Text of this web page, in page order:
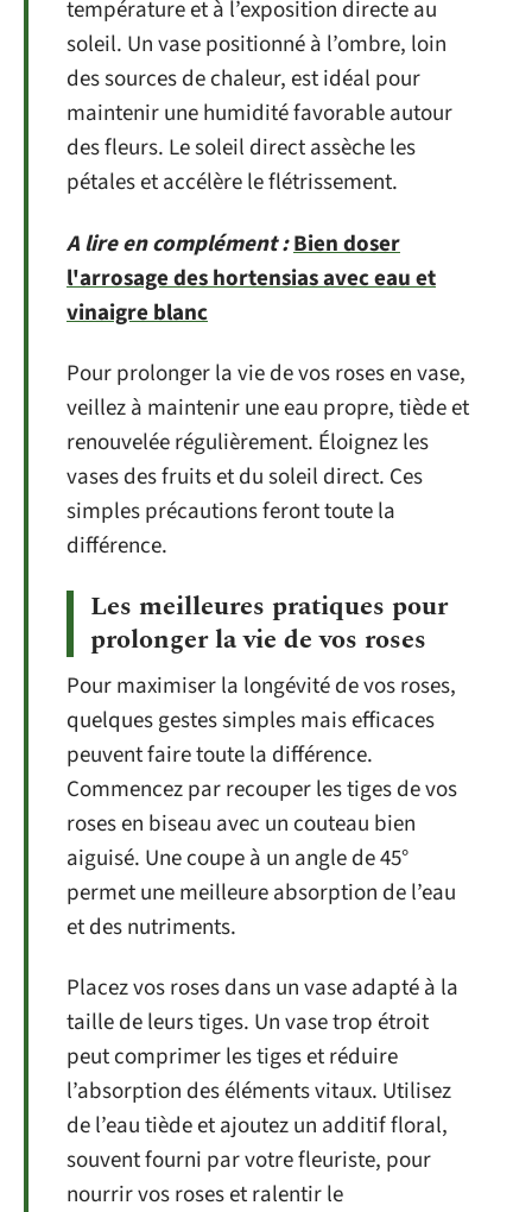
température et à l’exposition directe au
soleil. Un vase positionné à l’ombre, loin
des sources de chaleur, est idéal pour
maintenir une humidité favorable autour
des fleurs. Le soleil direct assèche les
pétales et accélère le flétrissement.
A lire en complément :Bien doser
l'arrosage des hortensias avec eau et
vinaigre blanc
Pour prolonger la vie de vos roses en vase,
veillez à maintenir une eau propre, tiède et
renouvelée régulièrement. Éloignez les
vases des fruits et du soleil direct. Ces
simples précautions feront toute la
différence.
Les meilleures pratiques pour
prolonger la vie de vos roses
Pour maximiser la longévité de vos roses,
quelques gestes simples mais efficaces
peuvent faire toute la différence.
Commencez par recouper les tiges de vos
roses en biseau avec un couteau bien
aiguisé. Une coupe à un angle de 45°
permet une meilleure absorption de l’eau
et des nutriments.
Placez vos roses dans un vase adapté à la
taille de leurs tiges. Un vase trop étroit
peut comprimer les tiges et réduire
l’absorption des éléments vitaux. Utilisez
de l’eau tiède et ajoutez un additif floral,
souvent fourni par votre fleuriste, pour
nourrir vos roses et ralentir le